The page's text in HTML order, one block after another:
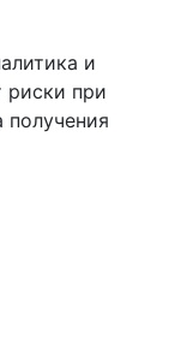
и
риски при
получения